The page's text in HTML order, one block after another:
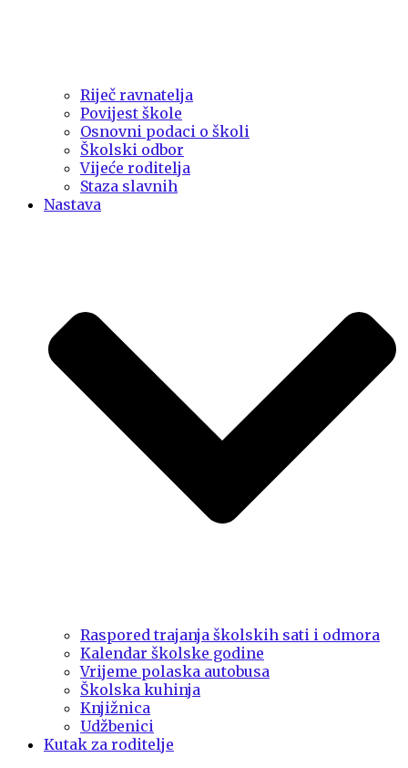
Riječ ravnatelja
Povijest škole
Osnovni podaci o školi
Školski odbor
Vijeće roditelja
Staza slavnih
Nastava
Raspored trajanja školskih sati i odmora
Kalendar školske godine
Vrijeme polaska autobusa
Školska kuhinja
Knjižnica
Udžbenici
Kutak za roditelje